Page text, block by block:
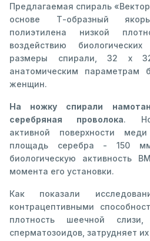
Предлагаемая спираль
основе Т-образный
полиэтилена низкой
воздействию
размеры спирали, 32 х
анатомическим параметрам
женщин.
На ножку спирали
серебряная проволока.
активной поверхности
площадь серебра - 150
биологическую активность
момента его установки.
Как показали
контрацептивными
плотность шеечной слизи,
сперматозоидов, затрудняет